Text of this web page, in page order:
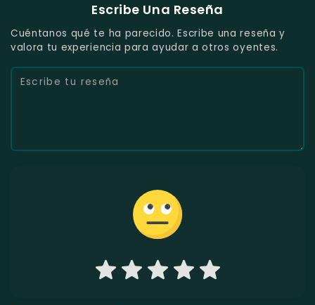
Escribe Una Reseña
Cuéntanos qué te ha parecido. Escribe una reseña y
valora tu experiencia para ayudar a otros oyentes.